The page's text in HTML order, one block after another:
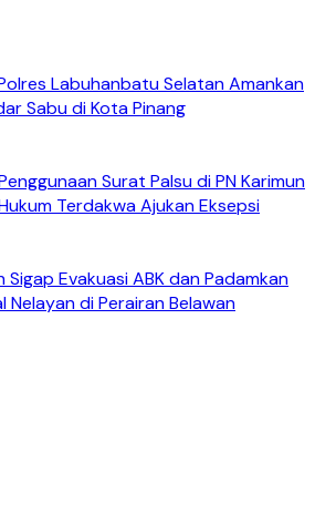
Labuhanbatu Selatan Amankan
Sabu di Kota Pinang
Surat Palsu di PN Karimun
Terdakwa Ajukan Eksepsi
Sigap Evakuasi ABK dan Padamkan
Nelayan di Perairan Belawan